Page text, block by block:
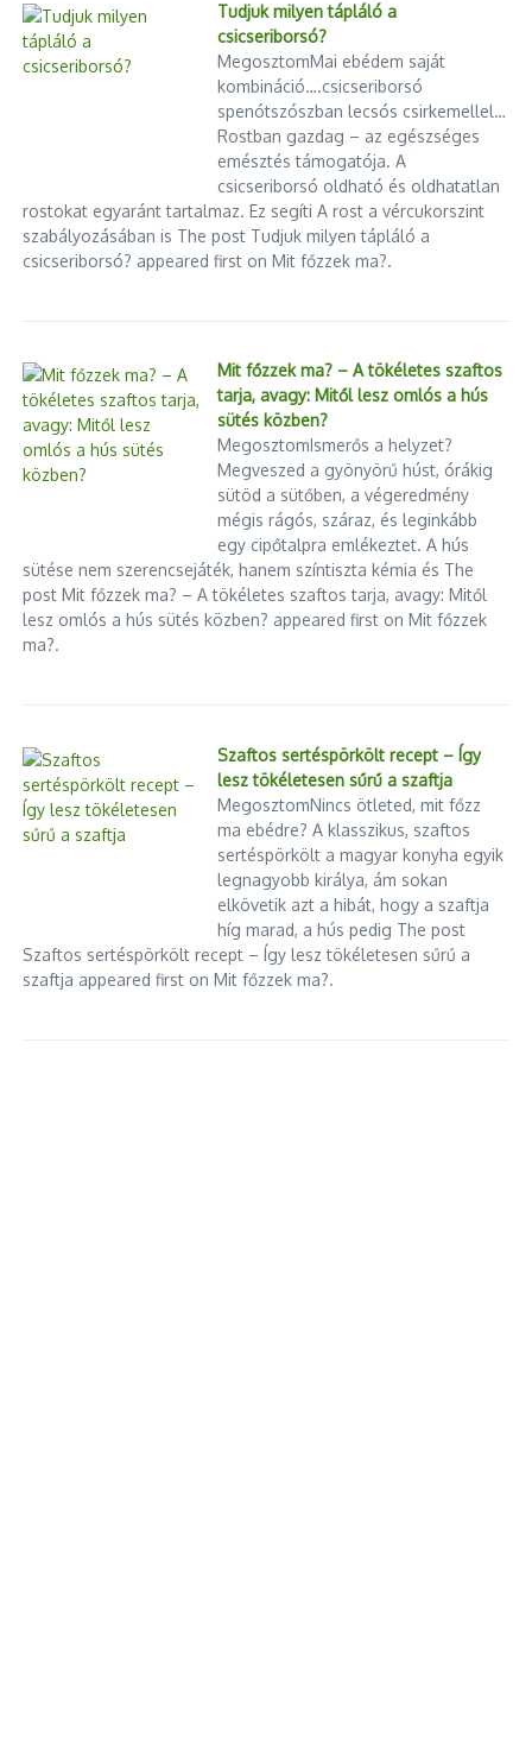
Tudjuk milyen tápláló a
csicseriborsó?
MegosztomMai ebédem saját
kombináció….csicseriborsó
spenótszószban lecsós csirkemellel…
Rostban gazdag – az egészséges
emésztés támogatója. A
csicseriborsó oldható és oldhatatlan
rostokat egyaránt tartalmaz. Ez segíti A rost a vércukorszint
szabályozásában is The post Tudjuk milyen tápláló a
csicseriborsó? appeared first on Mit főzzek ma?.
Mit főzzek ma? – A tökéletes szaftos
tarja, avagy: Mitől lesz omlós a hús
sütés közben?
MegosztomIsmerős a helyzet?
Megveszed a gyönyörű húst, órákig
sütöd a sütőben, a végeredmény
mégis rágós, száraz, és leginkább
egy cipőtalpra emlékeztet. A hús
sütése nem szerencsejáték, hanem színtiszta kémia és The
post Mit főzzek ma? – A tökéletes szaftos tarja, avagy: Mitől
lesz omlós a hús sütés közben? appeared first on Mit főzzek
ma?.
Szaftos sertéspörkölt recept – Így
lesz tökéletesen sűrű a szaftja
MegosztomNincs ötleted, mit főzz
ma ebédre? A klasszikus, szaftos
sertéspörkölt a magyar konyha egyik
legnagyobb királya, ám sokan
elkövetik azt a hibát, hogy a szaftja
híg marad, a hús pedig The post
Szaftos sertéspörkölt recept – Így lesz tökéletesen sűrű a
szaftja appeared first on Mit főzzek ma?.